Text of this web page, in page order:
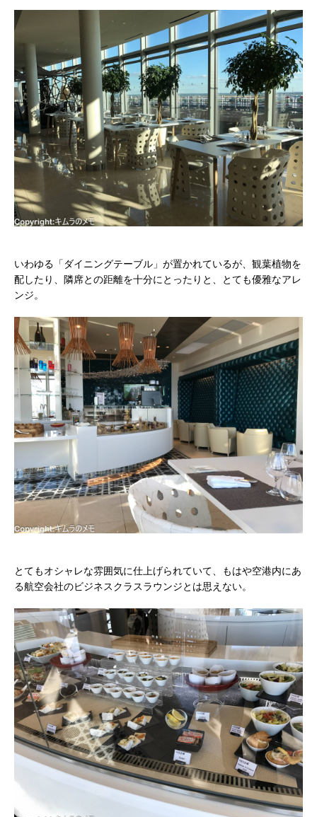
いわゆる「ダイニングテーブル」が置かれているが、観葉植物を
配したり、隣席との距離を十分にとったりと、とても優雅なアレ
ンジ。
とてもオシャレな雰囲気に仕上げられていて、もはや空港内にあ
る航空会社のビジネスクラスラウンジとは思えない。